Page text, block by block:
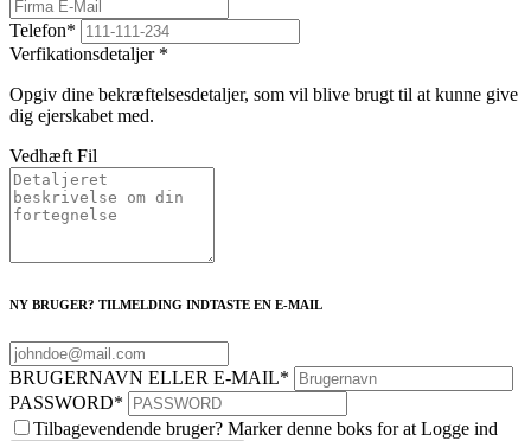
Telefon*
Verfikationsdetaljer *
Opgiv dine bekræftelsesdetaljer, som vil blive brugt til at kunne give
dig ejerskabet med.
Vedhæft Fil
NY BRUGER? TILMELDING INDTASTE EN E-MAIL
BRUGERNAVN ELLER E-MAIL*
PASSWORD*
Tilbagevendende bruger? Marker denne boks for at Logge ind